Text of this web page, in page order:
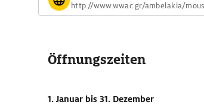
http://www.wwac.gr/ambelakia/
Öffnungszeiten
1. Januar bis 31. Dezember